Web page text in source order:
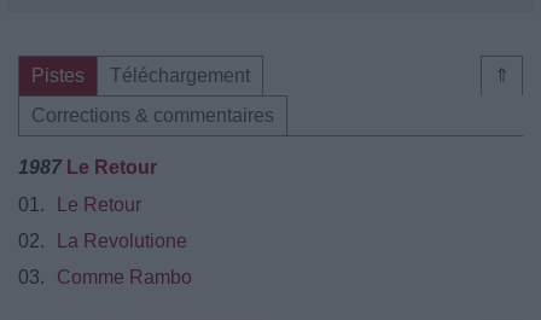
⇑
Pistes
Téléchargement
Corrections & commentaires
1987 Le Retour
01.
Le Retour
02.
La Revolutione
03.
Comme Rambo